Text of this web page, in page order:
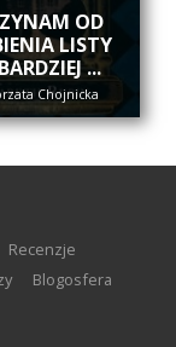
OD
LISTY
...
Chojnicka
recenzje
blogosfera